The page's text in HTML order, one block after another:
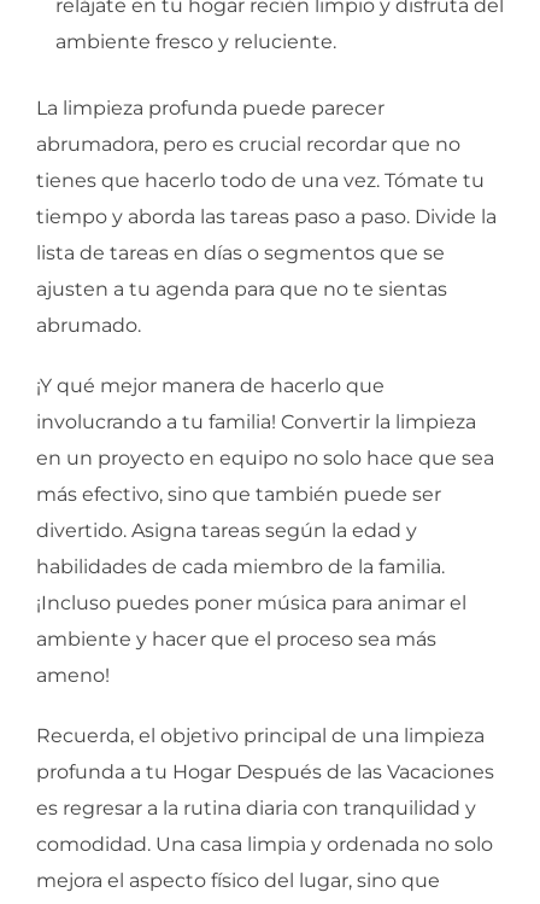
relájate en tu hogar recién limpio y disfruta del
ambiente fresco y reluciente.
La limpieza profunda puede parecer
abrumadora, pero es crucial recordar que no
tienes que hacerlo todo de una vez. Tómate tu
tiempo y aborda las tareas paso a paso. Divide la
lista de tareas en días o segmentos que se
ajusten a tu agenda para que no te sientas
abrumado.
¡Y qué mejor manera de hacerlo que
involucrando a tu familia! Convertir la limpieza
en un proyecto en equipo no solo hace que sea
más efectivo, sino que también puede ser
divertido. Asigna tareas según la edad y
habilidades de cada miembro de la familia.
¡Incluso puedes poner música para animar el
ambiente y hacer que el proceso sea más
ameno!
Recuerda, el objetivo principal de una limpieza
profunda a tu Hogar Después de las Vacaciones
es regresar a la rutina diaria con tranquilidad y
comodidad. Una casa limpia y ordenada no solo
mejora el aspecto físico del lugar, sino que